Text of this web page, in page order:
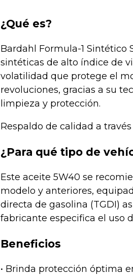
¿Qué es?
Bardahl Formula-1 Sintético
sintéticas de alto índice de
volatilidad que protege el
revoluciones, gracias a su
limpieza y protección.
Respaldo de calidad a
¿Para qué tipo de
Este aceite 5W40 se
modelo y anteriores,
directa de gasolina (TGDI)
fabricante especifica el uso
Beneficios
• Brinda protección óptima